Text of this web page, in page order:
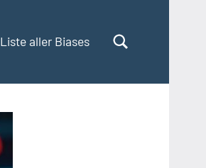
Liste aller Biases